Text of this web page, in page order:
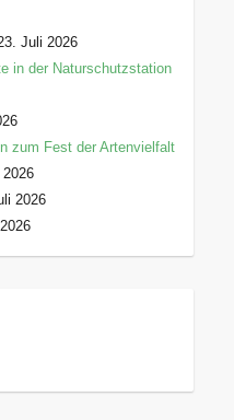
Juli 2026
in der Naturschutzstation
zum Fest der Artenvielfalt
2026